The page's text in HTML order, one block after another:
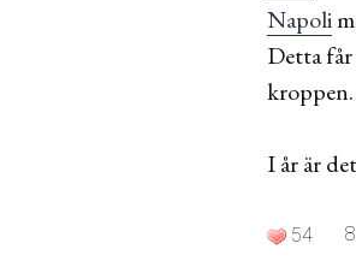
Napoli
Detta får
I år är det
54